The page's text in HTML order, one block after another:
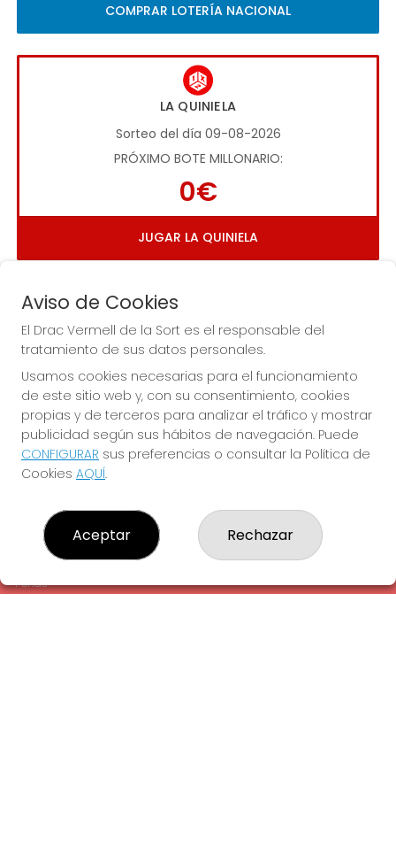
COMPRAR LOTERÍA NACIONAL
LA QUINIELA
Sorteo del día 09-08-2026
PRÓXIMO BOTE MILLONARIO:
0€
JUGAR LA QUINIELA
Imagen anterior
EL DRAC VERMELL DE LA SORT
¿Quiénes somos?
Comprar lotería
Contacto
Empresas
Peñas
Aviso de Cookies
El Drac Vermell de la Sort es el responsable del
tratamiento de sus datos personales.
Usamos cookies necesarias para el funcionamiento
de este sitio web y, con su consentimiento, cookies
propias y de terceros para analizar el tráfico y mostrar
publicidad según sus hábitos de navegación. Puede
CONFIGURAR sus preferencias o consultar la Política de
Cookies AQUÍ.
Aceptar Rechazar